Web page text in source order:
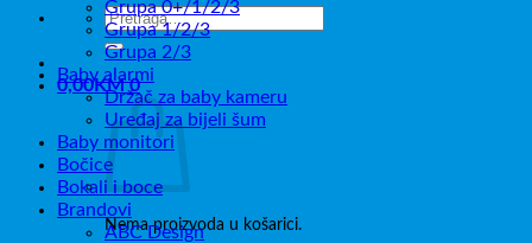
Pretraži:
0,00KM 0
Nema proizvoda u košarici.
Grupa 0+/1/2/3
Grupa 1/2/3
Grupa 2/3
Baby alarmi
Držač za baby kameru
Uređaj za bijeli šum
Baby monitori
Bočice
Bokali i boce
Brandovi
ABC Design